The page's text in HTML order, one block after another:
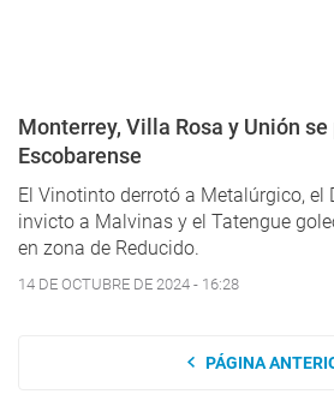
Monterrey, Villa Rosa y Unión
Escobarense
El Vinotinto derrotó a Metalúrgico, el
invicto a Malvinas y el Tatengue
en zona de Reducido.
14 DE OCTUBRE DE 2024 - 16:28
PÁGINA